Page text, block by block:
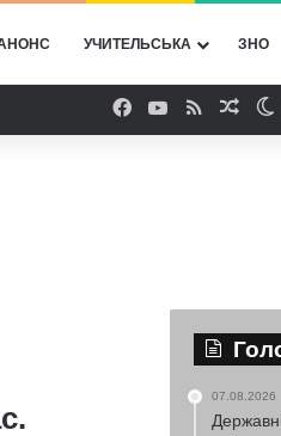
УЧИТЕЛЬСЬКА ЗНО
Facebook
YouTube
RSS
07.08.2026